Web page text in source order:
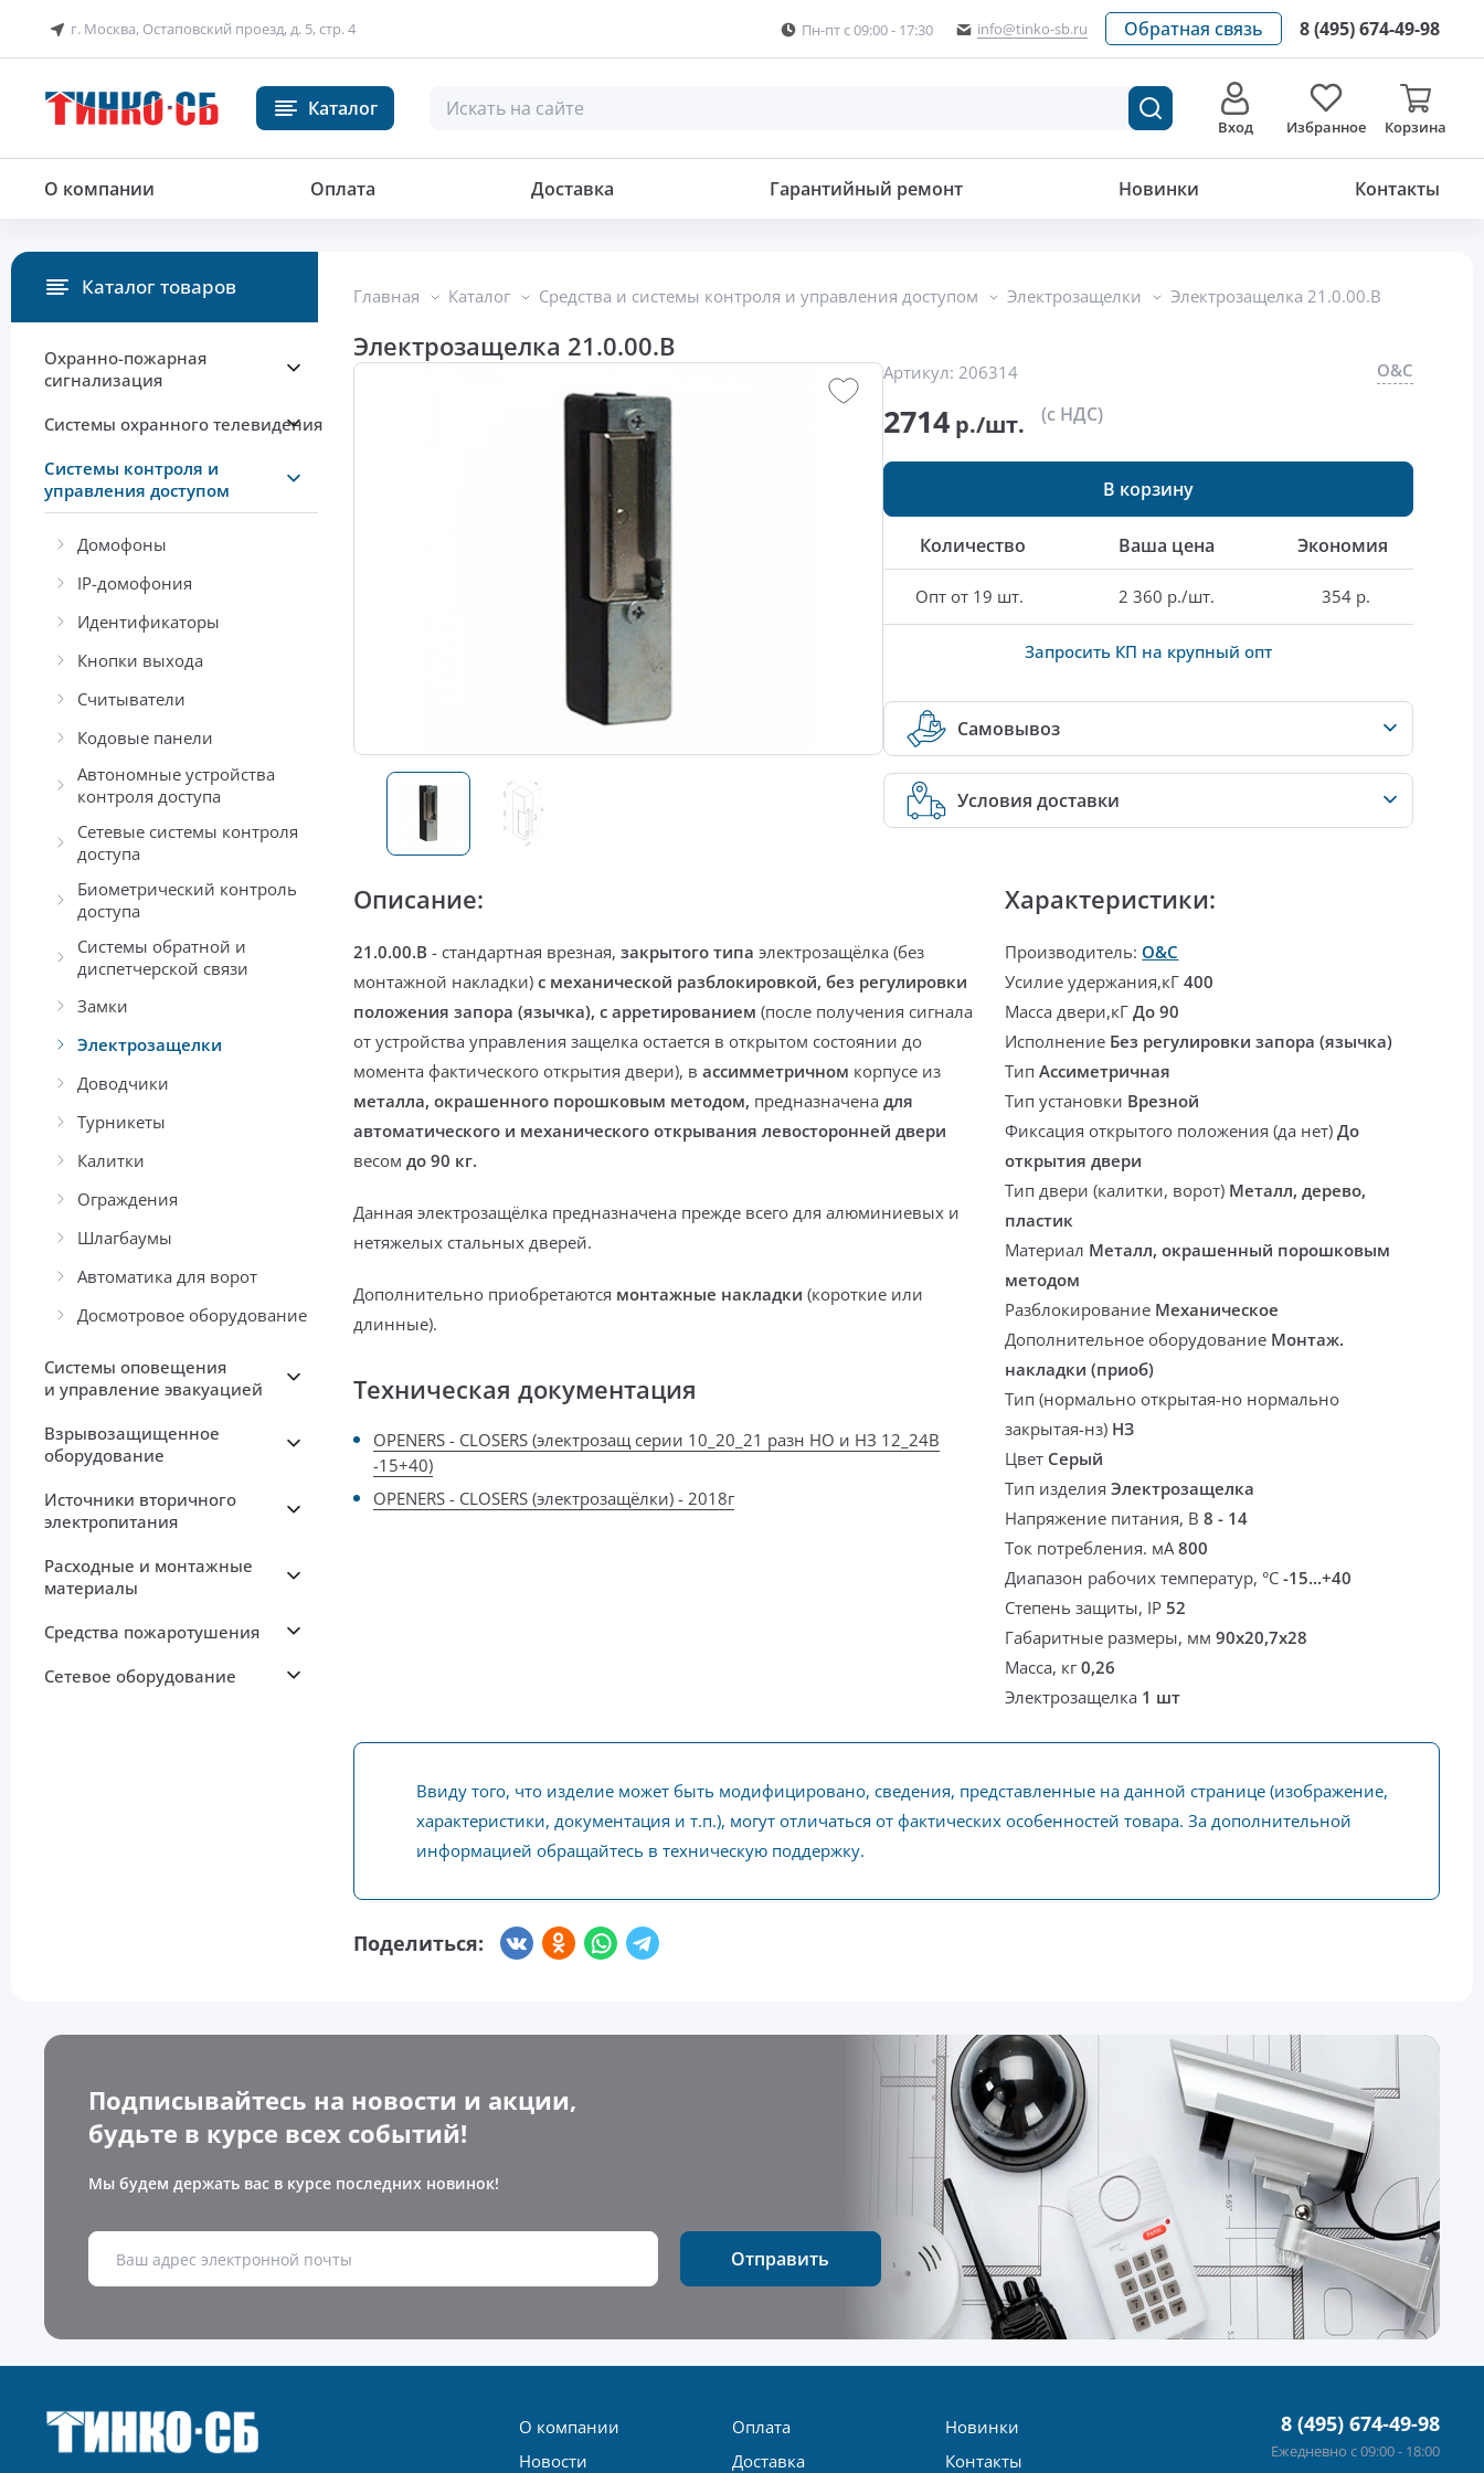
г. Москва, Остаповский проезд, д. 5, стр. 4 Пн-пт с 09:00 - 17:30 info@tinko-sb.ru Обратная связь 8 (495) 674-49-98
Каталог
Вход Избранное Корзина
О компании Оплата Доставка Гарантийный ремонт Новинки Контакты
Главная Каталог Средства и системы контроля и управления доступом Электрозащелки Электрозащелка 21.0.00.B
Электрозащелка 21.0.00.B
Артикул: 206314 O&C
2714 р./шт. (с НДС)
В корзину
Количество Ваша цена Экономия
Опт от 19 шт. 2 360 р./шт. 354 р.
Запросить КП на крупный опт
Самовывоз
Условия доставки
Характеристики:
Производитель: O&C
Усилие удержания,кГ400
Масса двери,кГДо 90
Исполнение Без регулировки запора (язычка)
ТипАссиметричная
Тип установки Врезной
Фиксация открытого положения (да нет)До
открытия двери
Тип двери (калитки, ворот) Металл, дерево,
пластик
Материал Металл, окрашенный порошковым
методом
Разблокирование Механическое
Дополнительное оборудование Монтаж.
накладки (приоб)
Тип (нормально открытая-но нормально
закрытая-нз) НЗ
Цвет Серый
Тип изделияЭлектрозащелка
Напряжение питания, В8 - 14
Ток потребления. мА800
Диапазон рабочих температур, °С-15...+40
Степень защиты, IP52
Габаритные размеры, мм90х20,7х28
Масса, кг0,26
Электрозащелка 1 шт
Описание:
21.0.00.B - стандартная врезная, закрытого типа электрозащёлка (без
монтажной накладки) с механической разблокировкой, без регулировки
положения запора (язычка), с арретированием (после получения сигнала
от устройства управления защелка остается в открытом состоянии до
момента фактического открытия двери), в ассимметричном корпусе из
металла, окрашенного порошковым методом, предназначена для
автоматического и механического открывания левосторонней двери
весом до 90 кг.
Данная электрозащёлка предназначена прежде всего для алюминиевых и
нетяжелых стальных дверей.
Дополнительно приобретаются монтажные накладки (короткие или
длинные).
Техническая документация
OPENERS - CLOSERS (электрозащ серии 10_20_21 разн НО и НЗ 12_24В
-15+40)
OPENERS - CLOSERS (электрозащёлки) - 2018г
Ввиду того, что изделие может быть модифицировано, сведения, представленные на данной странице (изображение,
характеристики, документация и т.п.), могут отличаться от фактических особенностей товара. За дополнительной
информацией обращайтесь в техническую поддержку.
Поделиться:
Каталог товаров
Охранно-пожарная
сигнализация
Системы охранного телевидения
Системы контроля и
управления доступом
Домофоны
IP-домофония
Идентификаторы
Кнопки выхода
Считыватели
Кодовые панели
Автономные устройства
контроля доступа
Сетевые системы контроля
доступа
Биометрический контроль
доступа
Системы обратной и
диспетчерской связи
Замки
Электрозащелки
Доводчики
Турникеты
Калитки
Ограждения
Шлагбаумы
Автоматика для ворот
Досмотровое оборудование
Системы оповещения
и управление эвакуацией
Взрывозащищенное
оборудование
Источники вторичного
электропитания
Расходные и монтажные
материалы
Средства пожаротушения
Сетевое оборудование
2 714р./шт.
Подписывайтесь на новости и акции,
будьте в курсе всех событий!
Мы будем держать вас в курсе последних новинок!
Отправить
О компании
Новости
Оплата
Доставка
Новинки
Контакты
8 (495) 674-49-98
Ежедневно с 09:00 - 18:00